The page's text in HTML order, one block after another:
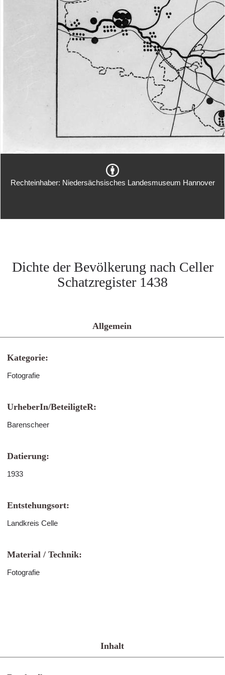
Rechteinhaber: Niedersächsisches Landesmuseum Hannover
Dichte der Bevölkerung nach Celler
Schatzregister 1438
Allgemein
Kategorie:
Fotografie
UrheberIn/BeteiligteR:
Barenscheer
Datierung:
1933
Entstehungsort:
Landkreis Celle
Material / Technik:
Fotografie
Inhalt